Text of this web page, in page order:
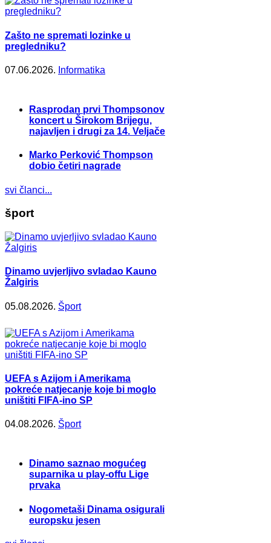
Zašto ne spremati lozinke u
pregledniku?
07.06.2026. Informatika
Rasprodan prvi Thompsonov
koncert u Širokom Brijegu,
najavljen i drugi za 14. Veljače
Marko Perković Thompson
dobio četiri nagrade
svi članci...
šport
Dinamo uvjerljivo svladao Kauno
Žalgiris
05.08.2026. Šport
UEFA s Azijom i Amerikama
pokreće natjecanje koje bi moglo
uništiti FIFA-ino SP
04.08.2026. Šport
Dinamo saznao mogućeg
suparnika u play-offu Lige
prvaka
Nogometaši Dinama osigurali
europsku jesen